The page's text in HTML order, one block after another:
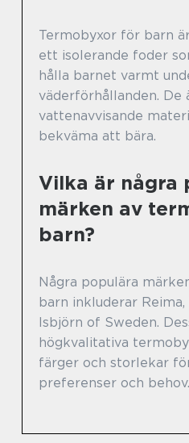
Termobyxor för barn
ett isolerande foder
hålla barnet varmt
väderförhållanden. De
vattenavvisande
bekväma att bära.
Vilka är några
märken av
barn?
Några populära
barn inkluderar
Isbjörn of Sweden.
högkvalitativa
färger och storlekar
preferenser och behov.